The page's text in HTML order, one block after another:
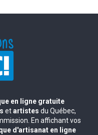
en ligne gratuite
etartistes du Québec,
En affichant vos
d'artisanat en ligne